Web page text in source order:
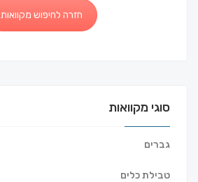
חזרה לחיפוש מקוואות
סוגי מקוואות
גברים
טבילת כלים